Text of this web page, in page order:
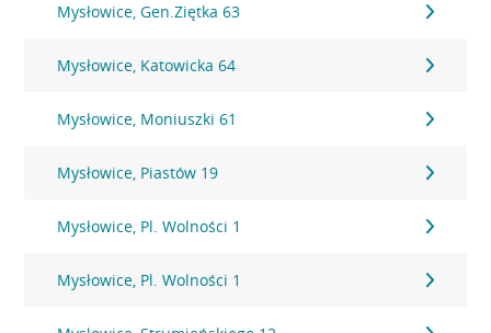
Mysłowice, Gen.Ziętka 63
Mysłowice, Katowicka 64
Mysłowice, Moniuszki 61
Mysłowice, Piastów 19
Mysłowice, Pl. Wolności 1
Mysłowice, Pl. Wolności 1